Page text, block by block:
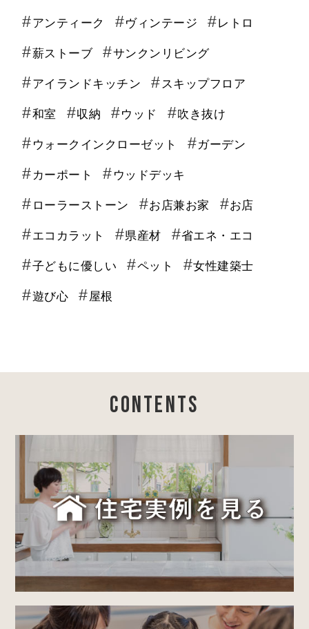
アンティーク ヴィンテージ レトロ
薪ストーブ サンクンリビング
アイランドキッチン スキップフロア
和室 収納 ウッド 吹き抜け
ウォークインクローゼット ガーデン
カーポート ウッドデッキ
ローラーストーン お店兼お家 お店
エコカラット 県産材 省エネ・エコ
子どもに優しい ペット 女性建築士
遊び心 屋根
CONTENTS